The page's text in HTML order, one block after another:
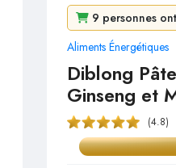
9 personnes
96 personnes
Aliments Énergétiques
Diblong
Ginseng et
(4.8)